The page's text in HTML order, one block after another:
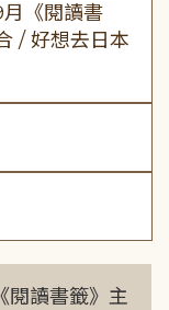
月《閱讀書
/ 好想去日本
閱讀書籤》主